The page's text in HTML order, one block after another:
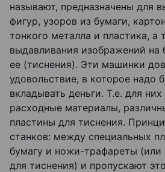
называют, предназначены для
фигур, узоров из бумаги,
тонкого металла и пластика, а
выдавливания изображений на
ее (тиснения). Эти машинки
удовольствие, в которое надо
вкладывать деньги. Т.е. для
расходные материалы,
пластины для тиснения.
станков: между специальных
бумагу и ножи-трафареты (или
для тиснения) и пропускают